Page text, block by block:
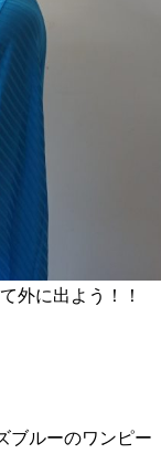
外に出よう！！
ブルーのワンピー